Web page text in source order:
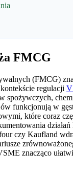
FMCG
(FMCG)
regulacji
spożywczych,
funkcjonują w
które coraz
czy Kaufland
znacząco